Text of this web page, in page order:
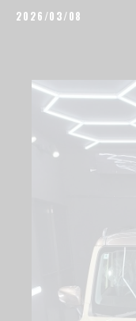
2026/03/08